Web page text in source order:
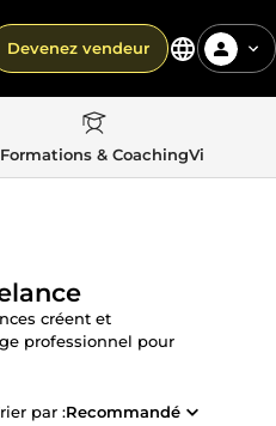
Devenez vendeur
Formations & CoachingVie
créent et
professionnel pour
par :Recommandé